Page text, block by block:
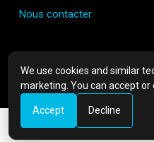
We use cookies and similar
marketing. You can accept or
Accept Decline
Nous contacter
Politique de confidentialité
Cookie